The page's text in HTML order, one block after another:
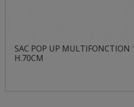
SAC POP UP MULTIFONCTION
H.70CM